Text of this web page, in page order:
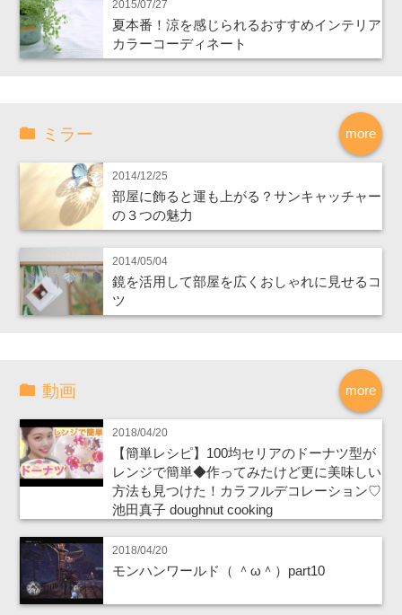
2015/07/27
夏本番！涼を感じられるおすすめインテリア
カラーコーディネート
more
ミラー
2014/12/25
部屋に飾ると運も上がる？サンキャッチャー
の３つの魅力
2014/05/04
鏡を活用して部屋を広くおしゃれに見せるコ
ツ
more
動画
2018/04/20
【簡単レシピ】100均セリアのドーナツ型が
レンジで簡単◆作ってみたけど更に美味しい
方法も見つけた！カラフルデコレーション♡
池田真子 doughnut cooking
2018/04/20
モンハンワールド（ ＾ω＾）part10